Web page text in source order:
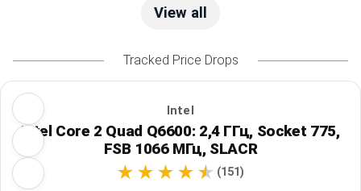
View all
Tracked Price Drops
Intel
Intel Core 2 Quad Q6600: 2,4 ГГц, Socket 775,
FSB 1066 МГц, SLACR
(151)